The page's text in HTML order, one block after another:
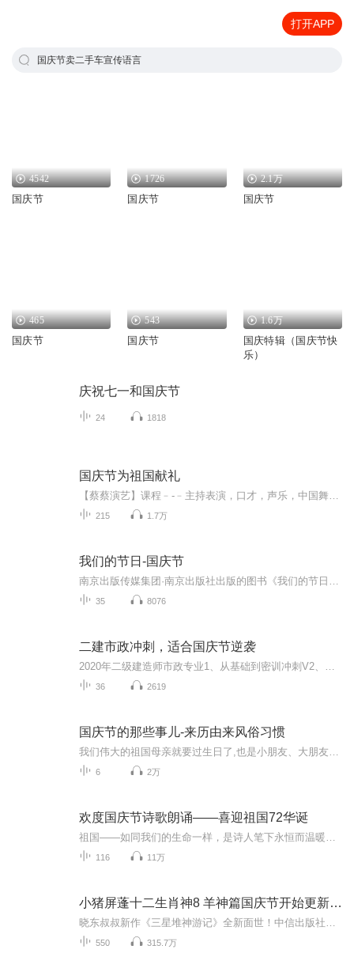
打开APP
国庆节卖二手车宣传语言
4542
国庆节
1726
国庆节
2.1万
国庆节
465
国庆节
543
国庆节
1.6万
国庆特辑（国庆节快
乐）
庆祝七一和国庆节
24 1818
国庆节为祖国献礼
215 1.7万
我们的节日-国庆节
35 8076
二建市政冲刺，适合国庆节逆袭
36 2619
国庆节的那些事儿-来历由来风俗习惯
6 2万
欢度国庆节诗歌朗诵——喜迎祖国72华诞
116 11万
小猪屏蓬十二生肖神8 羊神篇国庆节开始更新啦！
550 315.7万